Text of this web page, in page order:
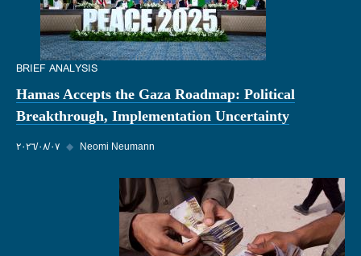
BRIEF ANALYSIS
Hamas Accepts the Gaza Roadmap: Political
Breakthrough, Implementation Uncertainty
٠٧‏/٠٨‏/٢٠٢٦ ◆ Neomi Neumann